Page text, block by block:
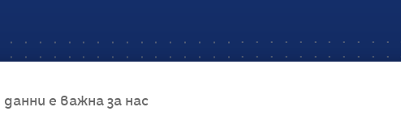
е важна за нас